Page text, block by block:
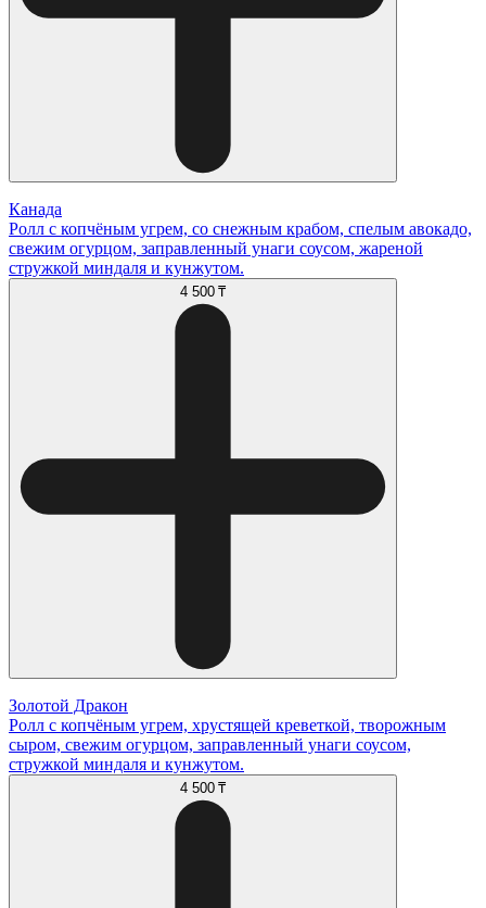
Канада
Ролл с копчёным угрем, со снежным крабом, спелым авокадо,
свежим огурцом, заправленный унаги соусом, жареной
стружкой миндаля и кунжутом.
4 500 ₸
Золотой Дракон
Ролл с копчёным угрем, хрустящей креветкой, творожным
сыром, свежим огурцом, заправленный унаги соусом,
стружкой миндаля и кунжутом.
4 500 ₸